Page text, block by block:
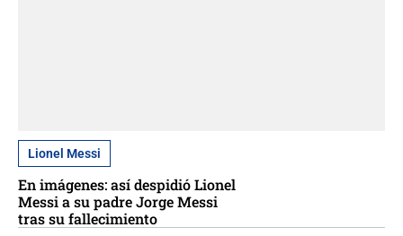
Lionel Messi
En imágenes: así despidió Lionel
Messi a su padre Jorge Messi
tras su fallecimiento